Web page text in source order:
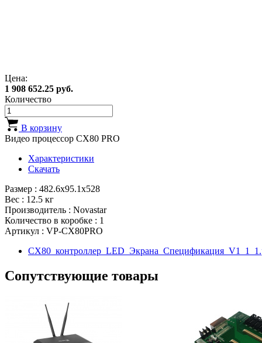
Цена:
1 908 652.25 руб.
Количество
В корзину
Видео процессор CX80 PRO
Характеристики
Скачать
Размер : 482.6х95.1х528
Вес : 12.5 кг
Производитель : Novastar
Количество в коробке : 1
Артикул : VP-CX80PRO
Сопутствующие товары